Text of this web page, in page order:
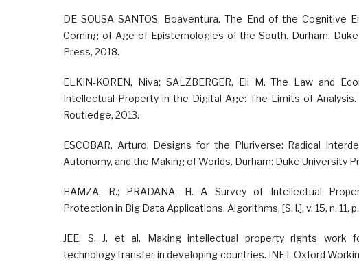
DE SOUSA SANTOS, Boaventura. The End of the Cognitive
Coming of Age of Epistemologies of the South. Durham:
Press, 2018.
ELKIN-KOREN, Niva; SALZBERGER, Eli M. The Law and
Intellectual Property in the Digital Age: The Limits of Analysis.
Routledge, 2013.
ESCOBAR, Arturo. Designs for the Pluriverse: Radical
Autonomy, and the Making of Worlds. Durham: Duke University
HAMZA, R.; PRADANA, H. A Survey of Intellectual
Protection in Big Data Applications. Algorithms, [S. l.], v. 15, n. 11,
JEE, S. J. et al. Making intellectual property rights work
technology transfer in developing countries. INET Oxford